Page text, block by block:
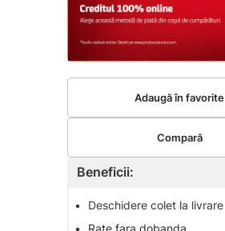
Beneficii:
•
Deschidere colet la livrare
•
Rate fara dobanda
Adaugă în favorite
Compară